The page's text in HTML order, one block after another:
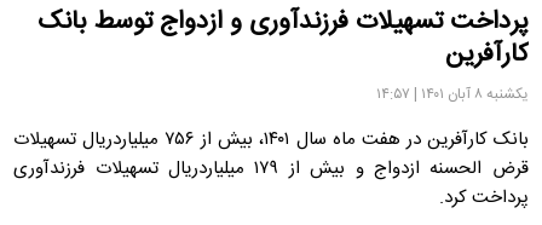
پرداخت تسهیلات فرزندآوری و ازدواج توسط بانک
کارآفرین
یکشنبه ۸ آبان ۱۴۰۱ | ۱۴:۵۷
بانک کارآفرین در هفت ماه سال ۱۴۰۱، بیش از ۷۵۶ میلیاردریال تسهیلات
قرض الحسنه ازدواج و بیش از ۱۷۹ میلیاردریال تسهیلات فرزندآوری
پرداخت کرد.